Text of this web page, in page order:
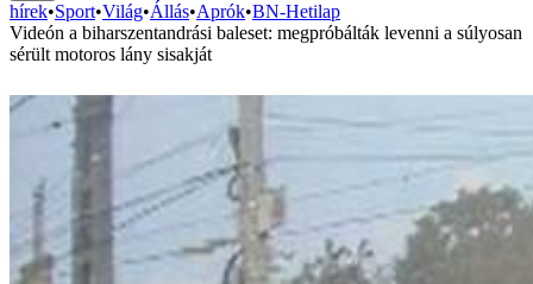
hírek•Sport•Világ•Állás•Aprók•BN-Hetilap
Videón a biharszentandrási baleset: megpróbálták levenni a súlyosan
sérült motoros lány sisakját